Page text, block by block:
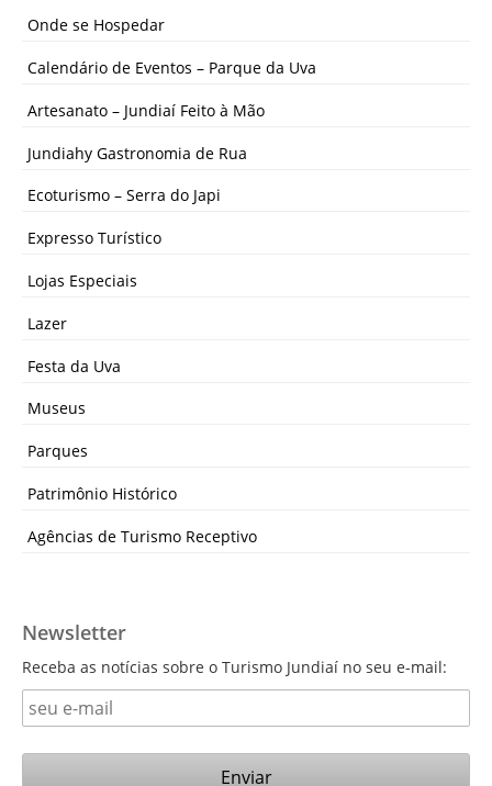
Onde se Hospedar
Calendário de Eventos – Parque da Uva
Artesanato – Jundiaí Feito à Mão
Jundiahy Gastronomia de Rua
Ecoturismo – Serra do Japi
Expresso Turístico
Lojas Especiais
Lazer
Festa da Uva
Museus
Parques
Patrimônio Histórico
Agências de Turismo Receptivo
Newsletter
Receba as notícias sobre o Turismo Jundiaí no seu e-mail: